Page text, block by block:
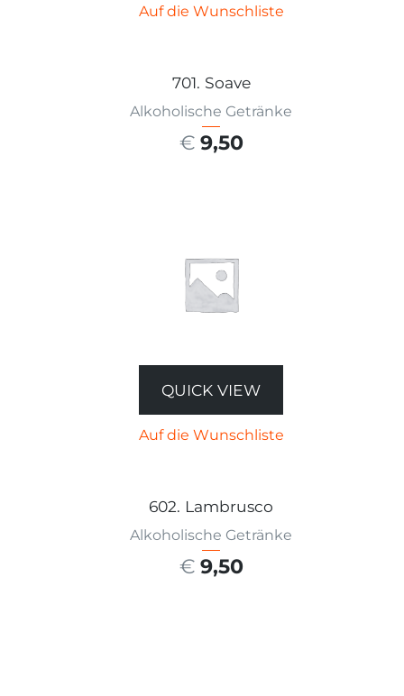
Auf die Wunschliste
701. Soave
Alkoholische Getränke
€ 9,50
QUICK VIEW
Auf die Wunschliste
602. Lambrusco
Alkoholische Getränke
€ 9,50